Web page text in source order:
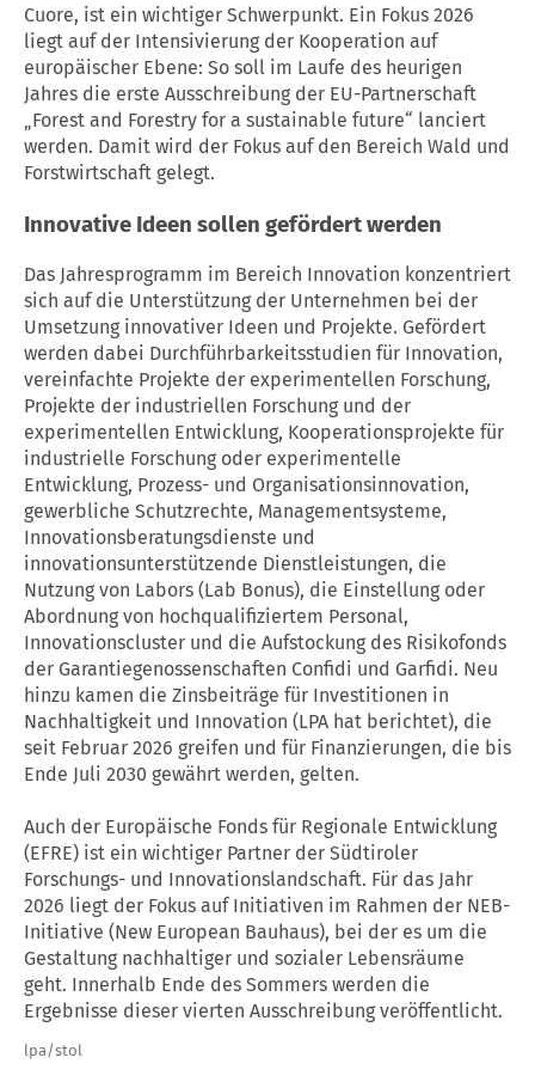
Cuore, ist ein wichtiger Schwerpunkt. Ein Fokus 2026
liegt auf der Intensivierung der Kooperation auf
europäischer Ebene: So soll im Laufe des heurigen
Jahres die erste Ausschreibung der EU-Partnerschaft
„Forest and Forestry for a sustainable future“ lanciert
werden. Damit wird der Fokus auf den Bereich Wald und
Forstwirtschaft gelegt.
Innovative Ideen sollen gefördert werden
Das Jahresprogramm im Bereich Innovation konzentriert
sich auf die Unterstützung der Unternehmen bei der
Umsetzung innovativer Ideen und Projekte. Gefördert
werden dabei Durchführbarkeitsstudien für Innovation,
vereinfachte Projekte der experimentellen Forschung,
Projekte der industriellen Forschungund der
experimentellen Entwicklung, Kooperationsprojekte für
industrielle Forschungoder experimentelle
Entwicklung, Prozess- und Organisationsinnovation,
gewerbliche Schutzrechte, Managementsysteme,
Innovationsberatungsdienste und
innovationsunterstützende Dienstleistungen, die
Nutzung von Labors (Lab Bonus), die Einstellung oder
Abordnung von hochqualifiziertem Personal,
Innovationscluster und die Aufstockung des Risikofonds
der Garantiegenossenschaften Confidi und Garfidi. Neu
hinzu kamen die Zinsbeiträge für Investitionen in
Nachhaltigkeit und Innovation (LPA hat berichtet), die
seit Februar 2026 greifen und für Finanzierungen, die bis
Ende Juli 2030 gewährt werden, gelten.
Auch der Europäische Fonds für Regionale Entwicklung
(EFRE) ist ein wichtiger Partner der Südtiroler
Forschungs- und Innovationslandschaft. Für das Jahr
2026 liegt der Fokus auf Initiativen im Rahmen der NEB-
Initiative (New European Bauhaus), bei der es um die
Gestaltung nachhaltiger und sozialer Lebensräume
geht. Innerhalb Ende des Sommers werden die
Ergebnisse dieser vierten Ausschreibung veröffentlicht.
lpa/stol